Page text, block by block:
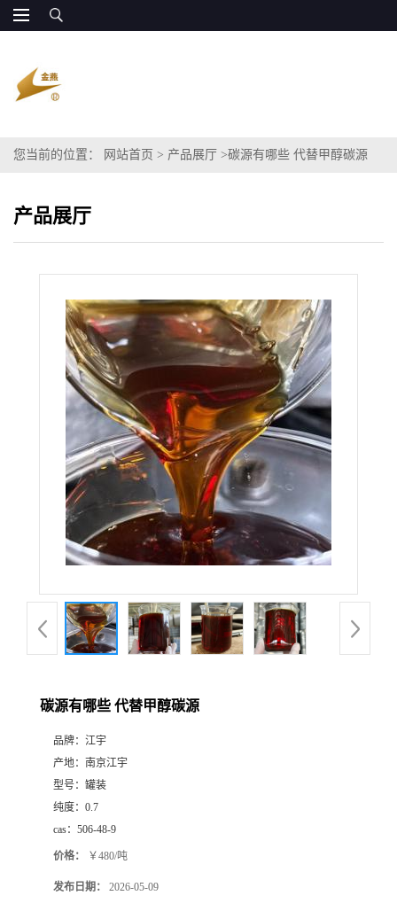
您当前的位置： 网站首页 > 产品展厅 >碳源有哪些 代替甲醇碳源
产品展厅
碳源有哪些 代替甲醇碳源
品牌： 江宇
产地： 南京江宇
型号： 罐装
纯度： 0.7
cas： 506-48-9
价格： ￥480/吨
发布日期： 2026-05-09